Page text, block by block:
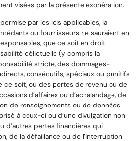
visées par la présente exonération.
par les lois applicables, la
ou fournisseurs ne sauraient en
que ce soit en droit
délictuelle (y compris la
stricte, des dommages-
consécutifs, spéciaux ou punitifs
ce soit, ou des pertes de revenu ou de
d’affaires ou d’achalandage, de
de renseignements ou de données
à ceux-ci ou d’une divulgation non
d’autres pertes financières qui
de la défaillance ou de l’interruption